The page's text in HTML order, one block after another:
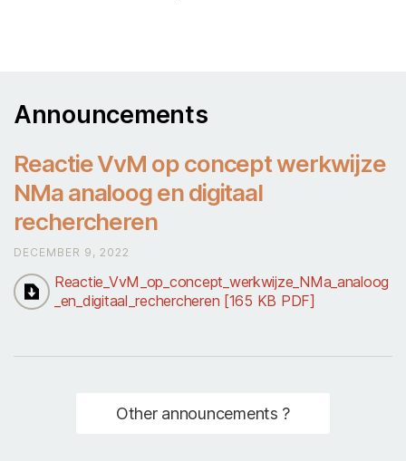
Announcements
Reactie VvM op concept werkwijze
NMa analoog en digitaal
rechercheren
DECEMBER 9, 2022
Reactie_VvM_op_concept_werkwijze_NMa_analoog
_en_digitaal_rechercheren [165 KB PDF]
Other announcements ?